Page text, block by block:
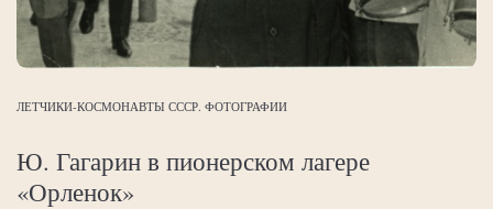
ЛЕТЧИКИ-КОСМОНАВТЫ СССР. ФОТОГРАФИИ
Ю. Гагарин в пионерском лагере
«Орленок»